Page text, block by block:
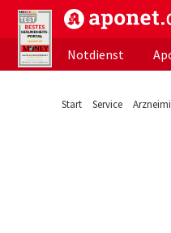
aponet.de - Das
Notdienst
Start Service